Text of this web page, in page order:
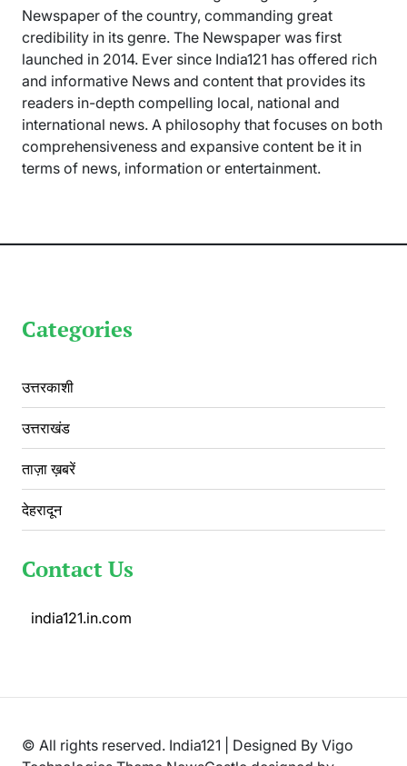
Newspaper of the country, commanding great
credibility in its genre. The Newspaper was first
launched in 2014. Ever since India121 has offered rich
and informative News and content that provides its
readers in-depth compelling local, national and
international news. A philosophy that focuses on both
comprehensiveness and expansive content be it in
terms of news, information or entertainment.
Categories
उत्तरकाशी
उत्तराखंड
ताज़ा ख़बरें
देहरादून
Contact Us
india121.in.com
© All rights reserved. India121 | Designed By Vigo